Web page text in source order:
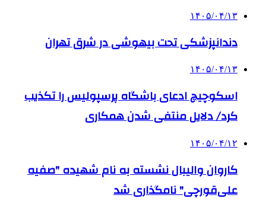
۱۴۰۵/۰۴/۱۳
دندانپزشکی تحت بیهوشی در شرق تهران
۱۴۰۵/۰۴/۱۳
اسکوچیچ ادعای باشگاه پرسپولیس را تکذیب
کرد/ دلایل منتفی شدن همکاری
۱۴۰۵/۰۴/۱۲
کاروان والیبال نشسته به نام شهیده "صفیه
علی‌قورچی" نامگذاری شد